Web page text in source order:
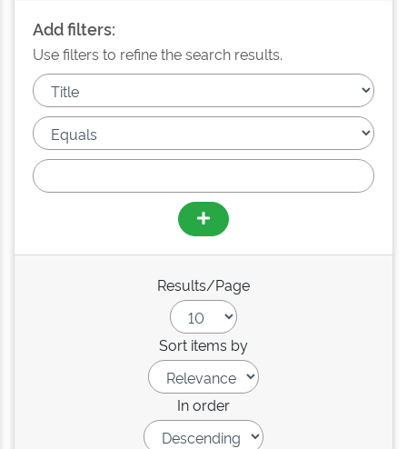
Add filters:
Use filters to refine the search results.
Results/Page
Sort items by
In order